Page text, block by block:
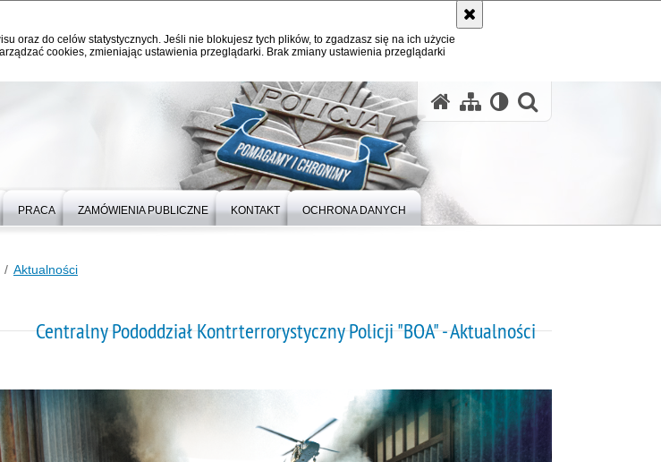
oraz do celów statystycznych. Jeśli nie blokujesz tych plików, to zgadzasz się na ich użycie
cookies, zmieniając ustawienia przeglądarki. Brak zmiany ustawienia przeglądarki
PRACA ZAMÓWIENIA PUBLICZNE KONTAKT OCHRONA DANYCH
Aktualności
Centralny Pododdział Kontrterrorystyczny Policji "BOA" - Aktualności